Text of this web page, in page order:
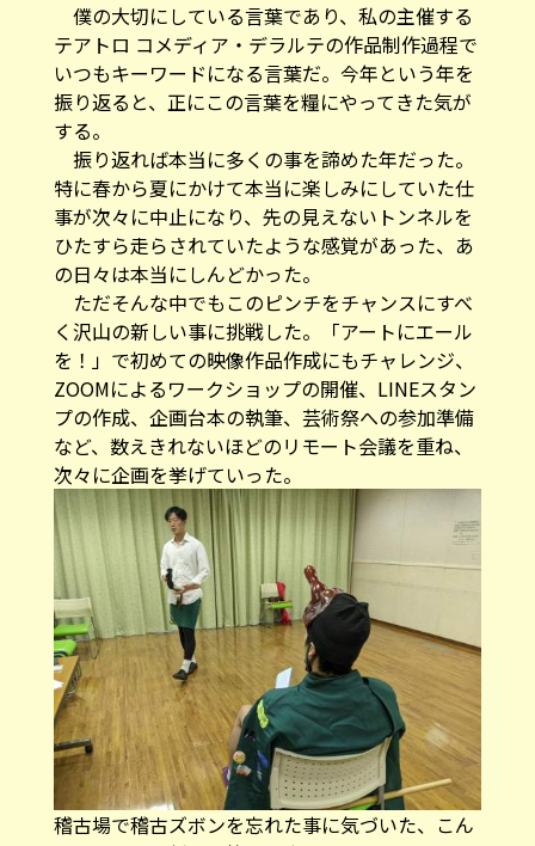
僕の大切にしている言葉であり、私の主催する
テアトロ コメディア・デラルテの作品制作過程で
いつもキーワードになる言葉だ。今年という年を
振り返ると、正にこの言葉を糧にやってきた気が
する。
振り返れば本当に多くの事を諦めた年だった。
特に春から夏にかけて本当に楽しみにしていた仕
事が次々に中止になり、先の見えないトンネルを
ひたすら走らされていたような感覚があった、あ
の日々は本当にしんどかった。
ただそんな中でもこのピンチをチャンスにすべ
く沢山の新しい事に挑戦した。「アートにエール
を！」で初めての映像作品作成にもチャレンジ、
ZOOMによるワークショップの開催、LINEスタン
プの作成、企画台本の執筆、芸術祭への参加準備
など、数えきれないほどのリモート会議を重ね、
次々に企画を挙げていった。
稽古場で稽古ズボンを忘れた事に気づいた、こん